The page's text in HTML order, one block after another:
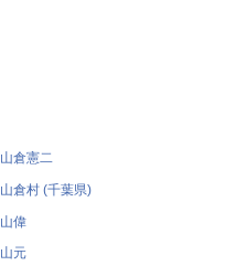
山倉憲二
山倉村 (千葉県)
山偉
山元